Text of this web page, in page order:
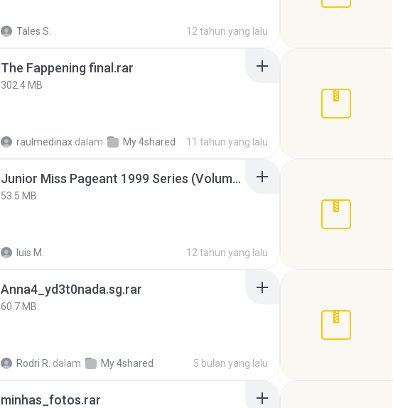
Tales S. 12 tahun yang lalu
The Fappening final.rar
302.4 MB
raulmedinax dalam My 4shared 11 tahun yang lalu
Junior Miss Pageant 1999 Series (Volume I Part I NC 6).7z
53.5 MB
luis M. 12 tahun yang lalu
Anna4_yd3t0nada.sg.rar
60.7 MB
Rodri R. dalam My 4shared 5 bulan yang lalu
minhas_fotos.rar